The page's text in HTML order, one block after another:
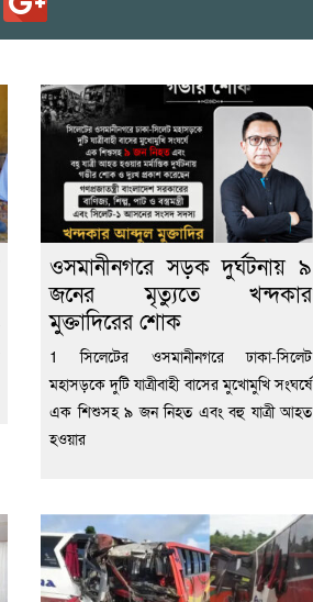
ওসমানীনগরে সড়ক দুর্ঘটনায় ৯
জনের মৃত্যুতে খন্দকার
মুক্তাদিরের শোক
1 সিলেটের ওসমানীনগরে ঢাকা-সিলেট
মহাসড়কে দুটি যাত্রীবাহী বাসের মুখোমুখি সংঘর্ষে
এক শিশুসহ ৯ জন নিহত এবং বহু যাত্রী আহত
হওয়ার